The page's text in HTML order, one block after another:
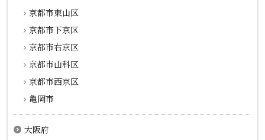
京都市東山区
京都市下京区
京都市右京区
京都市山科区
京都市西京区
亀岡市
大阪府